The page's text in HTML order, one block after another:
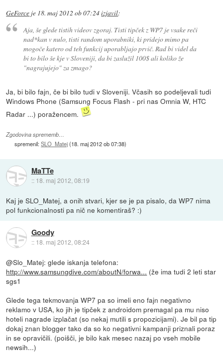
GeForce je 18. maj 2012 ob 07:24izjavil:
Aja, še glede tistih videov zgoraj. Tisti tipček z WP7 je vsake reči
nad*kan v nulo, tisti random uporabniki, ki pridejo mimo pa
mogoče katero od teh funkcij uporabljajo prvič. Rad bi videl da
bi to bilo še kje v Sloveniji, da bi zaslužil 100$ ali koliko že
"nagrajujejo" za zmago?
Ja, bi bilo fajn, če bi bilo tudi v Sloveniji. Včasih so podeljevali tudi
Windows Phone (Samsung Focus Flash - pri nas Omnia W, HTC
Radar ...) poražencem.
Zgodovina sprememb…
spremenil:SLO_Matej(18. maj 2012 ob 07:38)
MaTTe
:: 18. maj 2012, 08:19
Kaj je SLO_Matej, a onih stvari, kjer se je pa pisalo, da WP7 nima
pol funkcionalnosti pa nič ne komentiraš? :)
Goody
:: 18. maj 2012, 08:24
@Slo_Matej: glede iskanja telefona:
http://www.samsungdive.com/aboutN/forwa... (že ima tudi 2 leti star
sgs1
Glede tega tekmovanja WP7 pa so imeli eno fajn negativno
reklamo v USA, ko jih je tipček z androidom premagal pa mu niso
hoteli nagrade izplačat (so nekaj mutili s propozicijami). Je bil pa tip
dokaj znan blogger tako da so ko negativni kampanji priznali poraz
in se opravičili. (poišči, je bilo kak mesec nazaj po vseh mobile
newsih...)